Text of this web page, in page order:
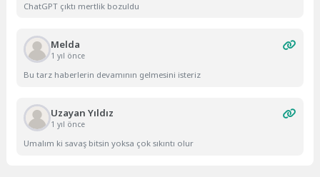
ChatGPT çıktı mertlik bozuldu
Melda
1 yıl önce
Bu tarz haberlerin devamının gelmesini isteriz
Uzayan Yıldız
1 yıl önce
Umalım ki savaş bitsin yoksa çok sıkıntı olur